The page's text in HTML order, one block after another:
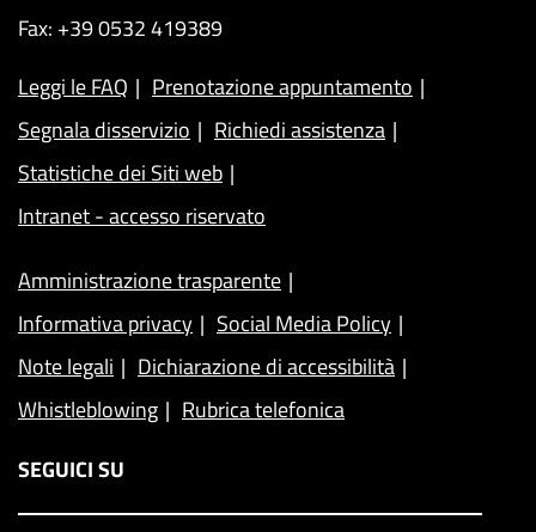
Fax: +39 0532 419389
Leggi le FAQ
Prenotazione appuntamento
Segnala disservizio
Richiedi assistenza
Statistiche dei Siti web
Intranet - accesso riservato
Amministrazione trasparente
Informativa privacy
Social Media Policy
Note legali
Dichiarazione di accessibilità
Whistleblowing
Rubrica telefonica
SEGUICI SU